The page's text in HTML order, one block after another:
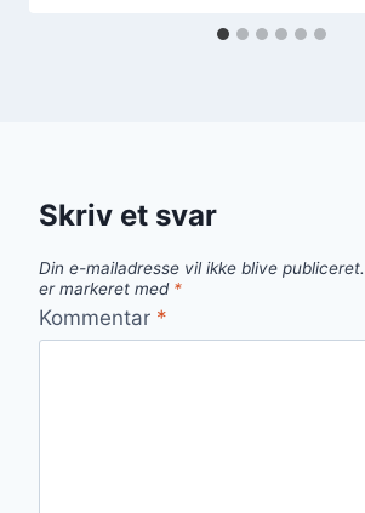
Skriv et svar
Din e-mailadresse vil ikke blive publiceret.
er markeret med *
Kommentar *